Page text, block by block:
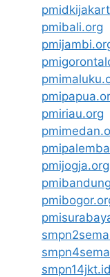
pmibali.org
pmiriau.org
pmijogja.org
smpn14jkt.id